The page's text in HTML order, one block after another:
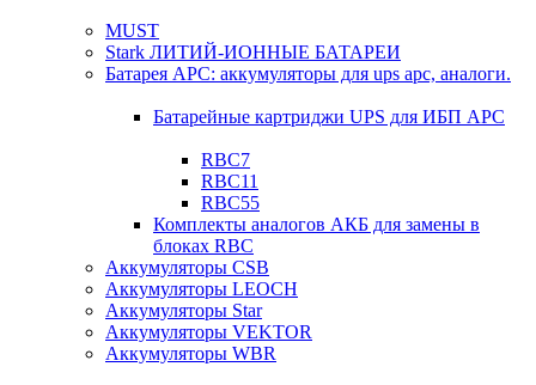
MUST
Stark ЛИТИЙ-ИОННЫЕ БАТАРЕИ
Батарея APC: аккумуляторы для ups apc, аналоги.
Батарейные картриджи UPS для ИБП APC
RBC7
RBC11
RBC55
Комплекты аналогов АКБ для замены в
блоках RBC
Аккумуляторы CSB
Аккумуляторы LEOCH
Аккумуляторы Star
Аккумуляторы VEKTOR
Аккумуляторы WBR